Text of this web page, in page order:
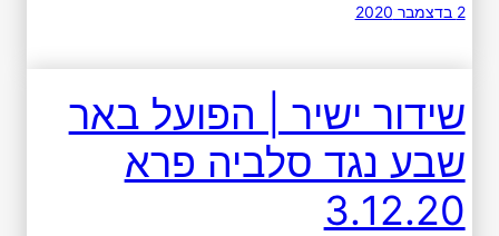
2 בדצמבר 2020
שידור ישיר | הפועל באר
שבע נגד סלביה פרא
3.12.20